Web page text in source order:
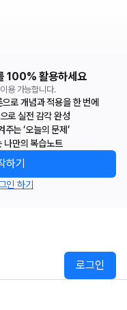
100% 활용하세요
용 가능합니다.
로 개념과 적용을 한 번에
로 실전 감각 완성
는 ‘오늘의 문제’
나만의 복습노트
하기
인 하기
로그인